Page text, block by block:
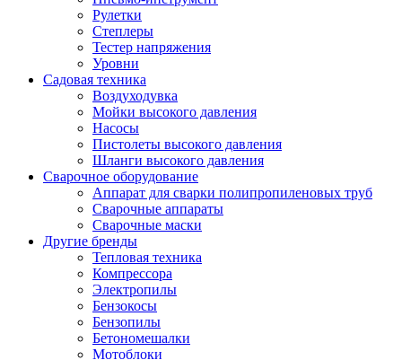
Рулетки
Степлеры
Тестер напряжения
Уровни
Садовая техника
Воздуходувка
Мойки высокого давления
Насосы
Пистолеты высокого давления
Шланги высокого давления
Сварочное оборудование
Аппарат для сварки полипропиленовых труб
Сварочные аппараты
Сварочные маски
Другие бренды
Тепловая техника
Компрессора
Электропилы
Бензокосы
Бензопилы
Бетономешалки
Мотоблоки